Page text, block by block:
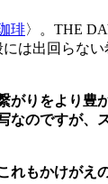
琲〉。THE
は出回らな
りをより
のですが
もかけがえ